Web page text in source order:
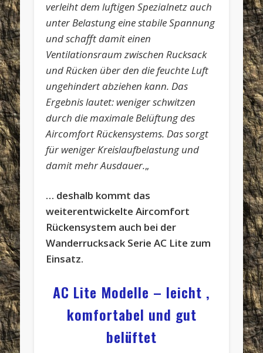
verleiht dem luftigen Spezialnetz auch
unter Belastung eine stabile Spannung
und schafft damit einen
Ventilationsraum zwischen Rucksack
und Rücken über den die feuchte Luft
ungehindert abziehen kann. Das
Ergebnis lautet: weniger schwitzen
durch die maximale Belüftung des
Aircomfort Rückensystems. Das sorgt
für weniger Kreislaufbelastung und
damit mehr Ausdauer.„
… deshalb kommt das
weiterentwickelte Aircomfort
Rückensystem auch bei der
Wanderrucksack Serie AC Lite zum
Einsatz.
AC Lite Modelle – leicht ,
komfortabel und gut
belüftet